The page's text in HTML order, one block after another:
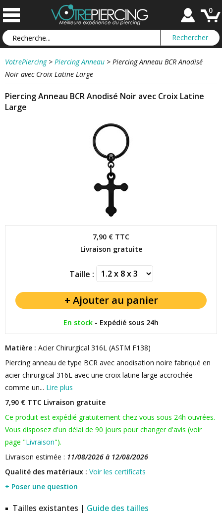
0
VotrePiercing > Piercing Anneau > Piercing Anneau BCR Anodisé
Noir avec Croix Latine Large
Piercing Anneau BCR Anodisé Noir avec Croix Latine
Large
7,90 € TTC
Livraison gratuite
Taille :
En stock - Expédié sous 24h
Matière : Acier Chirurgical 316L (ASTM F138)
Piercing anneau de type BCR avec anodisation noire fabriqué en
acier chirurgical 316L avec une croix latine large accrochée
comme un... Lire plus
7,90 € TTC Livraison gratuite
Ce produit est expédié gratuitement chez vous sous 24h ouvrées.
Vous disposez d'un délai de 90 jours pour changer d'avis (voir
page "Livraison").
Livraison estimée : 11/08/2026 à 12/08/2026
Qualité des matériaux : Voir les certificats
+ Poser une question
Tailles existantes | Guide des tailles